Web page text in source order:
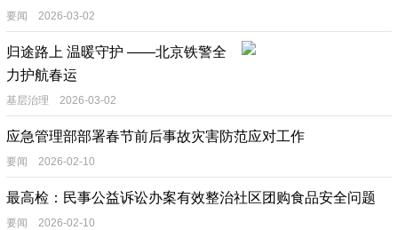
要闻 2026-03-02
归途路上 温暖守护 ——北京铁警全
力护航春运
基层治理 2026-03-02
应急管理部部署春节前后事故灾害防范应对工作
要闻 2026-02-10
最高检：民事公益诉讼办案有效整治社区团购食品安全问题
要闻 2026-02-10